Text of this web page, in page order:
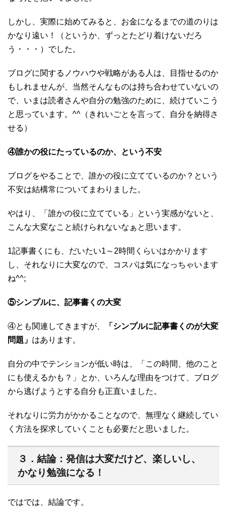
しかし、実際に始めてみると、お金になるまでの道のりは
かなり遠い！（というか、ずっとたどり着けないだろ
う・・・）でした。
ブログに関するノウハウや戦略がある人は、目指せるのか
もしれませんが、当然そんなものは持ち合わせていないの
で、いまは読者さんや自分の勉強のために、続けていこう
と思っています。^^（きれいごとを言って、自分を納得さ
せる）
④誰かの役にたっているのか、という不安
ブログをやることで、誰かの役に立てているのか？という
不安は結構常についてまわりました。
やはり、「誰かの役に立てている」という実感がないと、
こんな大変なこと続けられないなぁと思います。
1記事書くにも、だいたい1～2時間くらいはかかります
し、それなりに大変なので、コスパは気になっちゃいます
ね^^;
⑤シンプルに、記事書くの大変
④とも関連してきますが、
「シンプルに記事書くのが大変
問題」 はあります。
自分の中でテンションが低い時は、「この時間、他のこと
にも使えるかも？」とか、いろんな理由をつけて、ブログ
から逃げようとする自分も正直いました。
それなりに労力がかかることなので、無理なく継続してい
く方法を探求していくことも必要だと思いました。
３．結論：発信は大変だけど、楽しいし、
かなり勉強になる！
ではでは、結論です。